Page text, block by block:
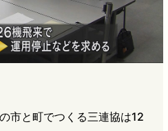
市と町でつくる三連協は12